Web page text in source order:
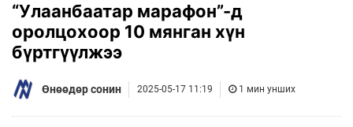
“Улаанбаатар марафон”-д
оролцохоор 10 мянган хүн
бүртгүүлжээ
Өнөөдөр сонин 2025-05-17 11:19 1 мин унших